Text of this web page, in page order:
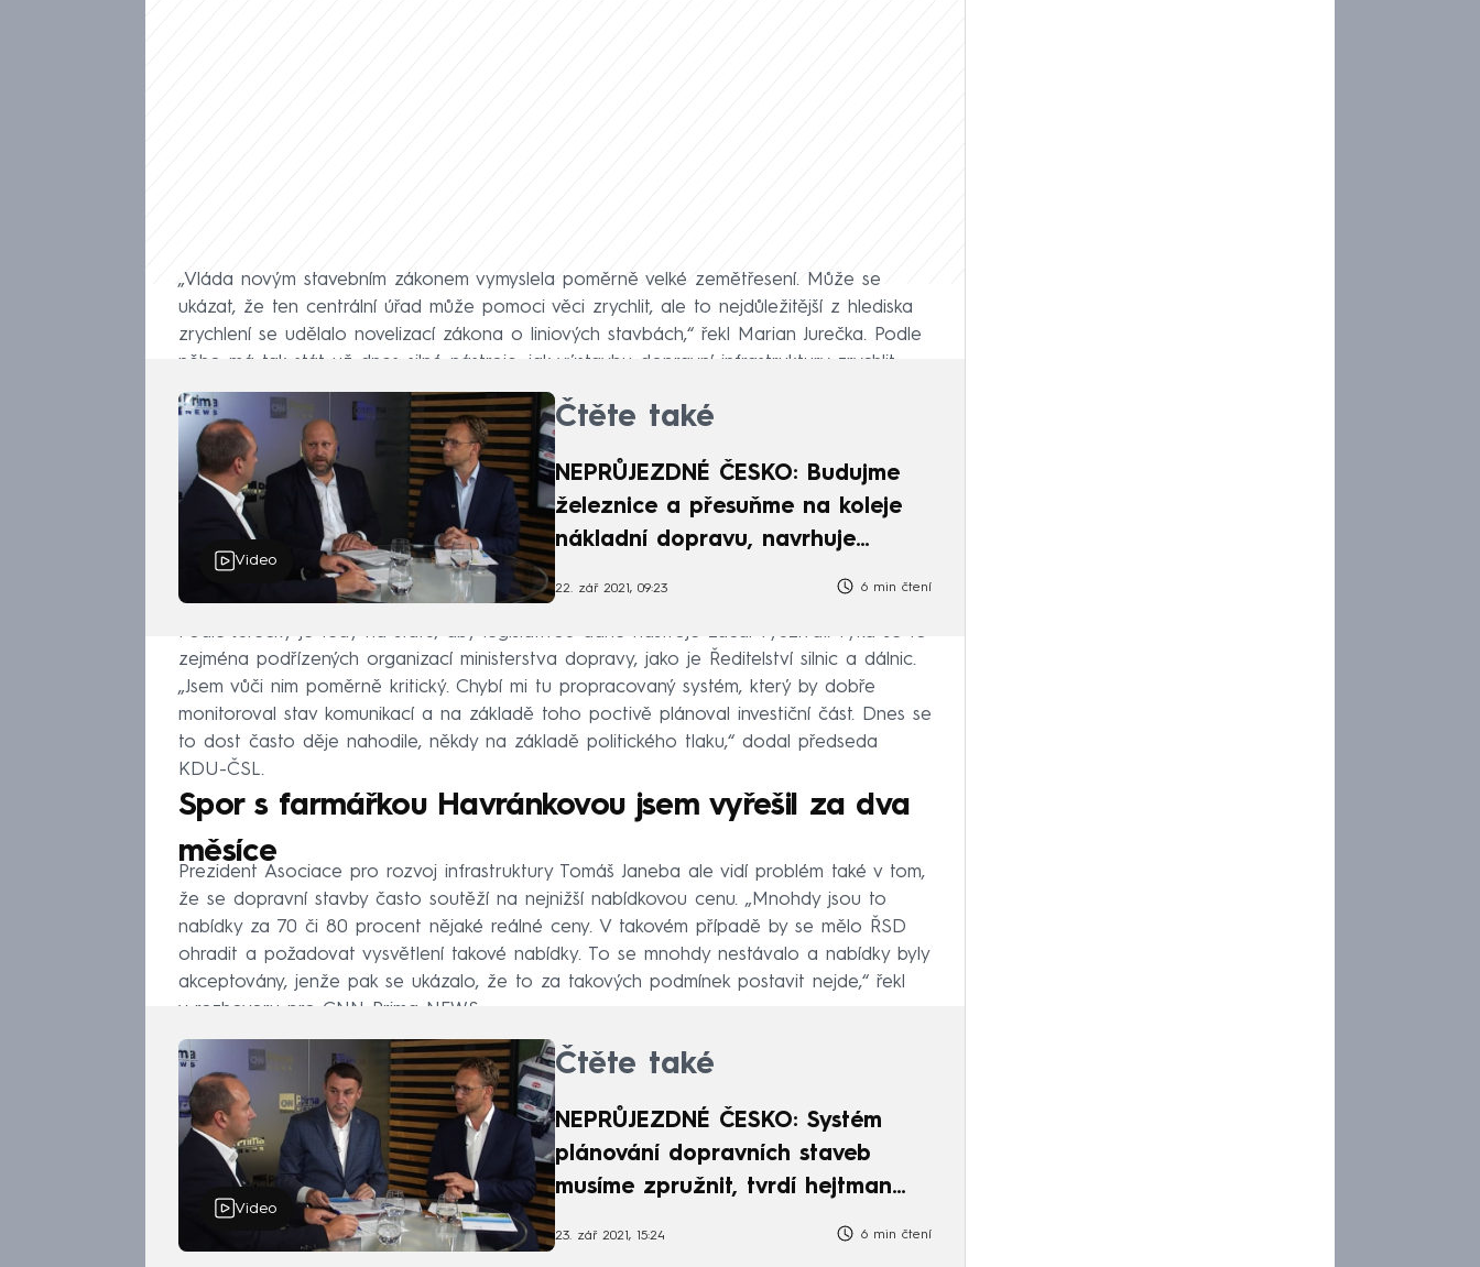
„Vláda novým stavebním zákonem vymyslela poměrně velké zemětřesení. Může se
ukázat, že ten centrální úřad může pomoci věci zrychlit, ale to nejdůležitější z hlediska
zrychlení se udělalo novelizací zákona o liniových stavbách,“ řekl Marian Jurečka. Podle
něho má tak stát už dnes silné nástroje, jak výstavbu dopravní infrastruktury zrychlit.
Video
Čtěte také
NEPRŮJEZDNÉ ČESKO: Budujme
železnice a přesuňme na koleje
nákladní dopravu, navrhuje
22. zář 2021, 09:23 6 min čtení
Podle Jurečky je tedy na státu, aby legislativou dané nástroje začal využívat. Týká se to
zejména podřízených organizací ministerstva dopravy, jako je Ředitelství silnic a dálnic.
„Jsem vůči nim poměrně kritický. Chybí mi tu propracovaný systém, který by dobře
monitoroval stav komunikací a na základě toho poctivě plánoval investiční část. Dnes se
to dost často děje nahodile, někdy na základě politického tlaku,“ dodal předseda
KDU-ČSL.
Spor s farmářkou Havránkovou jsem vyřešil za dva
měsíce
Prezident Asociace pro rozvoj infrastruktury Tomáš Janeba ale vidí problém také v tom,
že se dopravní stavby často soutěží na nejnižší nabídkovou cenu. „Mnohdy jsou to
nabídky za 70 či 80 procent nějaké reálné ceny. V takovém případě by se mělo ŘSD
ohradit a požadovat vysvětlení takové nabídky. To se mnohdy nestávalo a nabídky byly
akceptovány, jenže pak se ukázalo, že to za takových podmínek postavit nejde,“ řekl
v rozhovoru pro CNN Prima NEWS.
Video
Čtěte také
NEPRŮJEZDNÉ ČESKO: Systém
plánování dopravních staveb
musíme zpružnit, tvrdí hejtman
23. zář 2021, 15:24 6 min čtení